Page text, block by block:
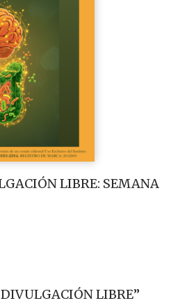
LIBRE: SEMANA
LIBRE”